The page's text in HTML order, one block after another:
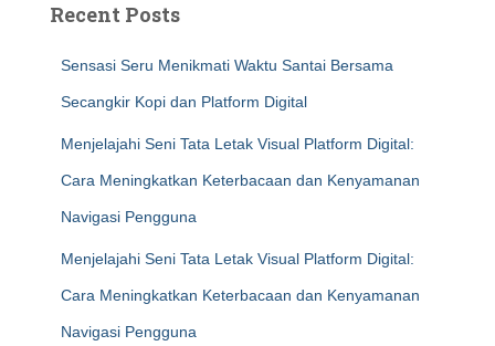
Recent Posts
Sensasi Seru Menikmati Waktu Santai Bersama
Secangkir Kopi dan Platform Digital
Menjelajahi Seni Tata Letak Visual Platform Digital:
Cara Meningkatkan Keterbacaan dan Kenyamanan
Navigasi Pengguna
Menjelajahi Seni Tata Letak Visual Platform Digital:
Cara Meningkatkan Keterbacaan dan Kenyamanan
Navigasi Pengguna